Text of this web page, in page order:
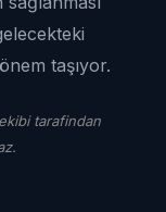
taşıyor.
tarafindan